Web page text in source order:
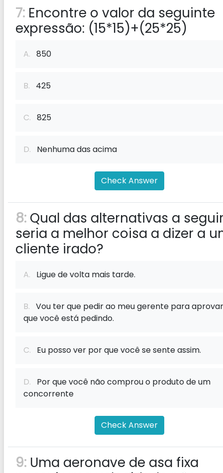
7: Encontre o valor da seguinte
expressão: (15*15)+(25*25)
A. 850
B. 425
C. 825
D. Nenhuma das acima
Check Answer
8: Qual das alternativas a
seria a melhor coisa a dizer a
cliente irado?
A. Ligue de volta mais tarde.
B. Vou ter que pedir ao meu gerente para
que você está pedindo.
C. Eu posso ver por que você se sente assim.
D. Por que você não comprou o produto de um
concorrente
Check Answer
9: Uma aeronave de asa fixa